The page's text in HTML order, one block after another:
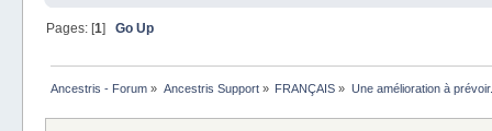
Pages: [1] Go Up
Ancestris - Forum » Ancestris Support» FRANÇAIS » Une amélioration à prévoir.